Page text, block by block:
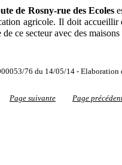
de Rosny-rue des Ecoles
agricole. Il doit
de ce secteur avec des
76 du 14/05/14 - Elaboration
Page suivante Page